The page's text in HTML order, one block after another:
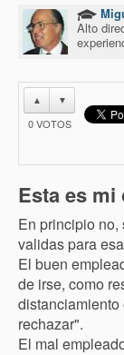
Alto
▲ ▼
0VOTOS
Esta es
En principio
validas para
El buen
de irse, como
rechazar".
El mal